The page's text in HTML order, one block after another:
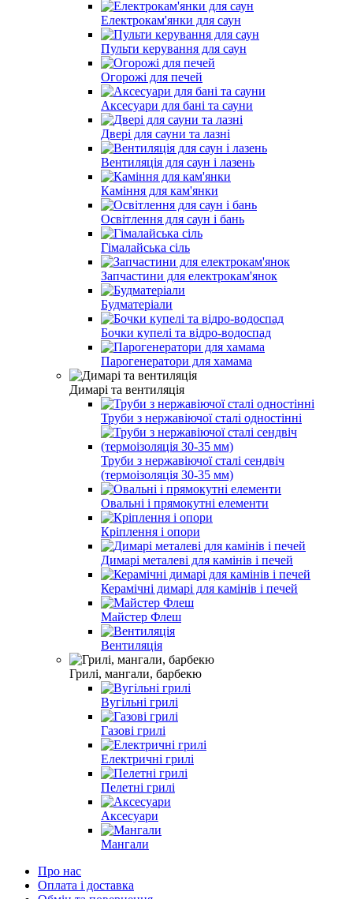
Електрокам'янки для саун
Пульти керування для саун
Огорожі для печей
Аксесуари для бані та сауни
Двері для сауни та лазні
Вентиляція для саун і лазень
Каміння для кам'янки
Освітлення для саун і бань
Гімалайська сіль
Запчастини для електрокам'янок
Будматеріали
Бочки купелі та відро-водоспад
Парогенератори для хамама
Димарі та вентиляція
Труби з нержавіючої сталі одностінні
Труби з нержавіючої сталі сендвіч
(термоізоляція 30-35 мм)
Овальні і прямокутні елементи
Кріплення і опори
Димарі металеві для камінів і печей
Керамічні димарі для камінів і печей
Майстер Флеш
Вентиляція
Грилі, мангали, барбекю
Вугільні грилі
Газові грилі
Електричні грилі
Пелетні грилі
Аксесуари
Мангали
Про нас
Оплата і доставка